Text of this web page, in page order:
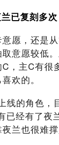
已复刻多次
愿，还是
意愿较低
，主C有很
欢的。
线的角色，
已经有了夜
兰也很难撑